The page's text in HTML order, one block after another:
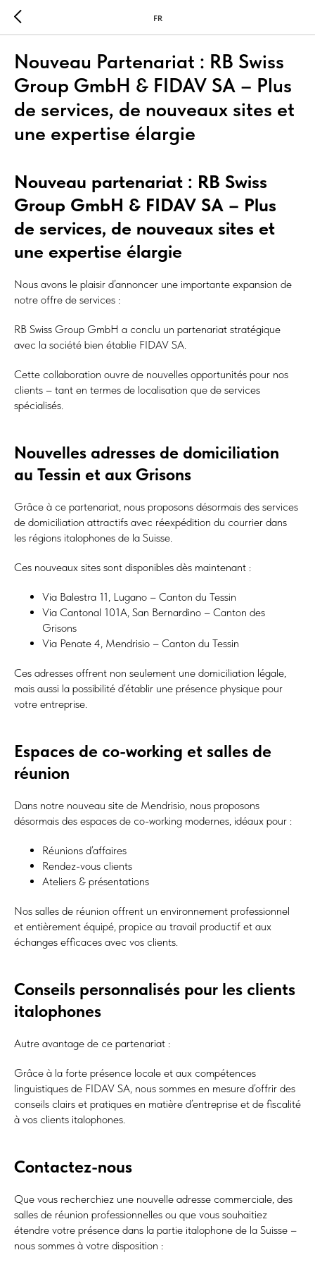
FR
Nouveau Partenariat : RB Swiss
Group GmbH & FIDAV SA – Plus
de services, de nouveaux sites et
une expertise élargie
Nouveau partenariat : RB Swiss
Group GmbH & FIDAV SA – Plus
de services, de nouveaux sites et
une expertise élargie
Nous avons le plaisir d’annoncer une importante expansion de
notre offre de services :
RB Swiss Group GmbH a conclu un partenariat stratégique
avec la société bien établie FIDAV SA.
Cette collaboration ouvre de nouvelles opportunités pour nos
clients – tant en termes de localisation que de services
spécialisés.
Nouvelles adresses de domiciliation
au Tessin et aux Grisons
Grâce à ce partenariat, nous proposons désormais des services
de domiciliation attractifs avec réexpédition du courrier dans
les régions italophones de la Suisse.
Ces nouveaux sites sont disponibles dès maintenant :
Via Balestra 11, Lugano – Canton du Tessin
Via Cantonal 101A, San Bernardino – Canton des
Grisons
Via Penate 4, Mendrisio – Canton du Tessin
Ces adresses offrent non seulement une domiciliation légale,
mais aussi la possibilité d’établir une présence physique pour
votre entreprise.
Espaces de co-working et salles de
réunion
Dans notre nouveau site de Mendrisio, nous proposons
désormais des espaces de co-working modernes, idéaux pour :
Réunions d’affaires
Rendez-vous clients
Ateliers & présentations
Nos salles de réunion offrent un environnement professionnel
et entièrement équipé, propice au travail productif et aux
échanges efficaces avec vos clients.
Conseils personnalisés pour les clients
italophones
Autre avantage de ce partenariat :
Grâce à la forte présence locale et aux compétences
linguistiques de FIDAV SA, nous sommes en mesure d’offrir des
conseils clairs et pratiques en matière d’entreprise et de fiscalité
à vos clients italophones.
Contactez-nous
Que vous recherchiez une nouvelle adresse commerciale, des
salles de réunion professionnelles ou que vous souhaitiez
étendre votre présence dans la partie italophone de la Suisse –
nous sommes à votre disposition :